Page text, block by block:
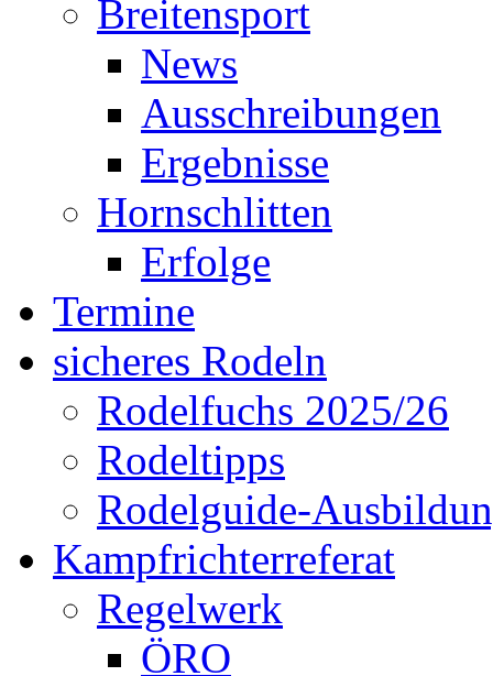
Breitensport
News
Ausschreibungen
Ergebnisse
Hornschlitten
Erfolge
Termine
sicheres Rodeln
Rodelfuchs 2025/26
Rodeltipps
Rodelguide-
Kampfrichterreferat
Regelwerk
ÖRO